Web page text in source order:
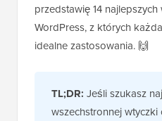
przedstawię 14
WordPress, z których
idealne zastosowania. 🙌
TL;DR: Jeśli szukasz
wszechstronnej wtyczki